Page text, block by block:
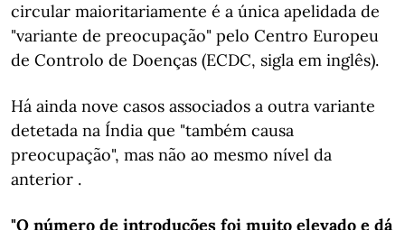
circular maioritariamente é a única apelidada de
"variante de preocupação" pelo Centro Europeu
de Controlo de Doenças (ECDC, sigla em inglês).
Há ainda nove casos associados a outra variante
detetada na Índia que "também causa
preocupação", mas não ao mesmo nível da
anterior .
"O número de introduções foi muito elevado e dá